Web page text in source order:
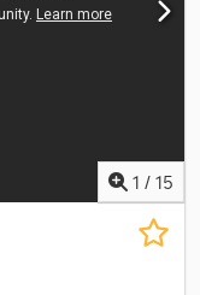
1 / 15